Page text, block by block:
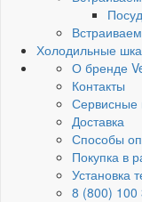
Холодильные
О бренде
Контакты
Сервисные
Доставка
Способы
Покупка в
Установка
8 (800) 100